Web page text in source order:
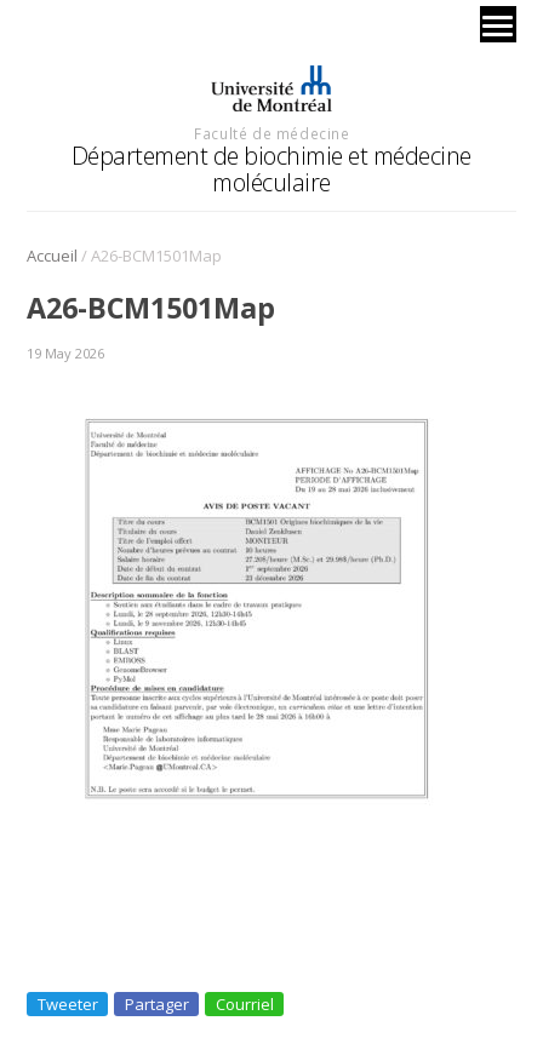
Faculté de médecine
Département de biochimie et médecine
moléculaire
Accueil /A26-BCM1501Map
A26-BCM1501Map
19 May 2026
Tweeter Partager Courriel